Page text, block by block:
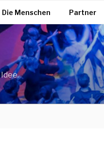
Die Menschen Partner